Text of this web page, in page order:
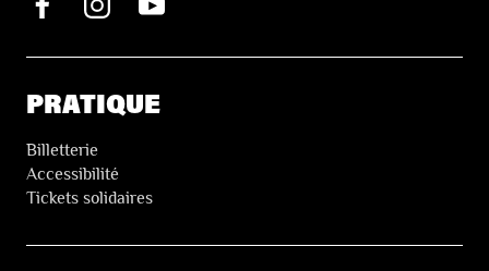
PRATIQUE
Billetterie
Accessibilité
Tickets solidaires